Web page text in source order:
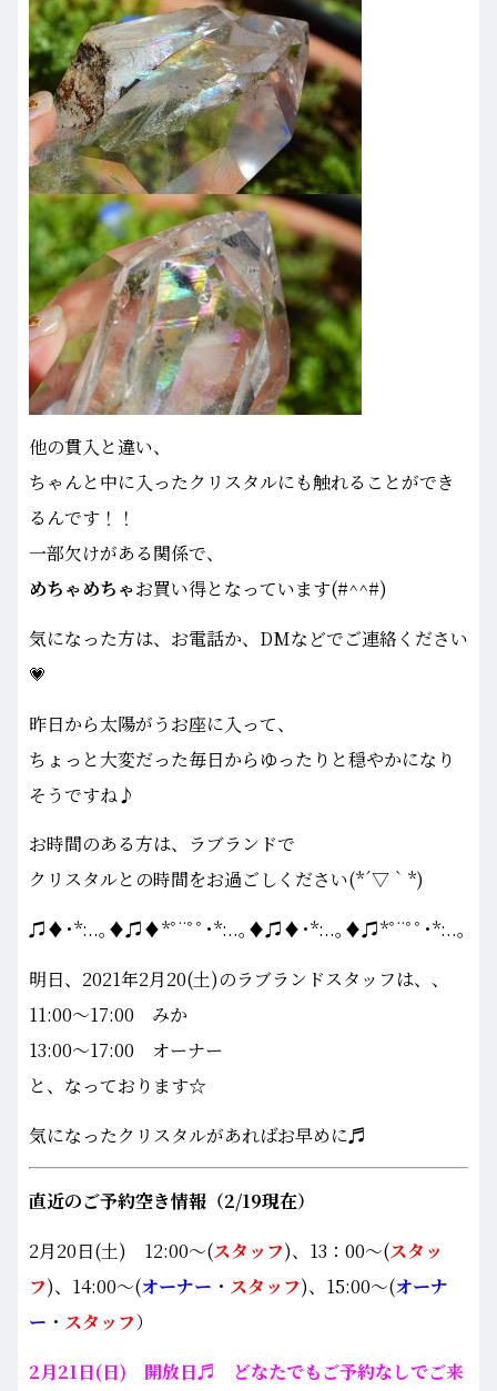
他の貫入と違い、
ちゃんと中に入ったクリスタルにも触れることができ
るんです！！
一部欠けがある関係で、
めちゃめちゃお買い得となっています(#^^#)
気になった方は、お電話か、DMなどでご連絡ください
💗
昨日から太陽がうお座に入って、
ちょっと大変だった毎日からゆったりと穏やかになり
そうですね♪
お時間のある方は、ラブランドで
クリスタルとの時間をお過ごしください(*´▽｀*)
♫♦･*:..｡♦♫♦*ﾟ¨ﾟﾟ･*:..｡♦♫♦･*:..｡♦♫*ﾟ¨ﾟﾟ･*:..｡
明日、2021年2月20(土)のラブランドスタッフは、、
11:00～17:00 みか
13:00～17:00 オーナー
と、なっております☆
気になったクリスタルがあればお早めに♬
直近のご予約空き情報（2/19現在）
2月20日(土) 12:00～(スタッフ)、13：00～(スタッ
フ)、14:00～(オーナー ・ スタッフ)、15:00～(オーナ
ー ・ スタッフ）
2月21日(日) 開放日♬ どなたでもご予約なしでご来